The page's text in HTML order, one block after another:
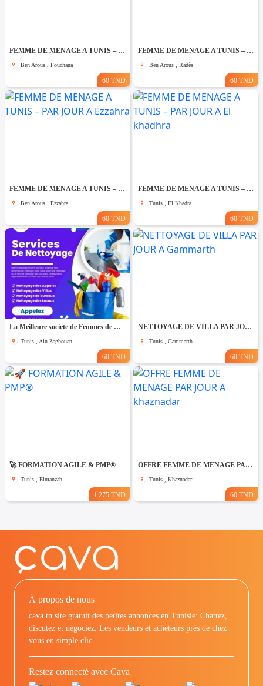
FEMME DE MENAGE A TUNIS – PAR JOUR A Fouchana
Ben Arous , Fouchana
60 TND
FEMME DE MENAGE A TUNIS – PAR JOUR A Rades
Ben Arous , Radès
60 TND
FEMME DE MENAGE A TUNIS – PAR JOUR A Ezzahra
Ben Arous , Ezzahra
60 TND
FEMME DE MENAGE A TUNIS – PAR JOUR A El khadhra
Tunis , El Khadra
60 TND
La Meilleure societe de Femmes de Ménage A Ain zaghouane
Tunis , Ain Zaghouan
60 TND
NETTOYAGE DE VILLA PAR JOUR A Gammarth
Tunis , Gammarth
60 TND
🚀 FORMATION AGILE & PMP®
Tunis , Elmanzah
1.275 TND
OFFRE FEMME DE MENAGE PAR JOUR A khaznadar
Tunis , Khaznadar
60 TND
À propos de nous
cava.tn site gratuit des petites annonces en Tunisie: Chattez,
discutez et négociez. Les vendeurs et acheteurs prés de chez
vous en simple clic.
Restez connecté avec Cava